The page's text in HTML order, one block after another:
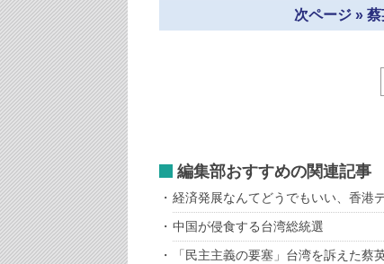
次ページ »
編集部おすすめの関連記事
経済発展なんてどうでもいい、香港
中国が侵食する台湾総統選
「民主主義の要塞」台湾を訴えた蔡